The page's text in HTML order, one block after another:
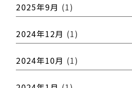
2025年9月 (1)
2024年12月 (1)
2024年10月 (1)